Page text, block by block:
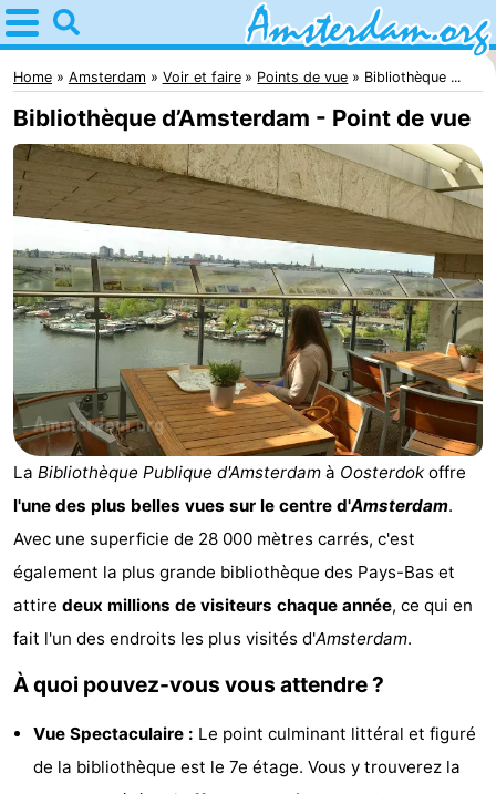
Home
Amsterdam
Itinéraires
Avec
les
enfants
Jeunes
adultes
Gratuitement
Passer
nuit
Appartements
Campings
Chambre
Chaumières
-
Amsterdamse
Bos
Spaarnwoude
Hôtels
Last
minutes
Musées
Home Amsterdam Voir et faire Points de vue Bibliothèque ...
Bibliothèque d’Amsterdam - Point de vue
La Bibliothèque Publique d'Amsterdam à Oosterdok offre
l'une des plus belles vues sur le centre d'Amsterdam.
Avec une superficie de 28 000 mètres carrés, c'est
également la plus grande bibliothèque des Pays-Bas et
attire deux millions de visiteurs chaque année, ce qui en
fait l'un des endroits les plus visités d'Amsterdam.
À quoi pouvez-vous vous attendre ?
Vue Spectaculaire : Le point culminant littéral et figuré
de la bibliothèque est le 7e étage. Vous y trouverez la